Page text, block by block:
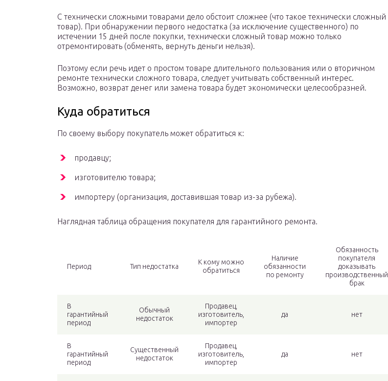
С технически сложными товарами дело обстоит сложнее (что такое технически сложный
товар). При обнаружении первого недостатка (за исключение существенного) по
истечении 15 дней после покупки, технически сложный товар можно только
отремонтировать (обменять, вернуть деньги нельзя).
Поэтому если речь идет о простом товаре длительного пользования или о вторичном
ремонте технически сложного товара, следует учитывать собственный интерес.
Возможно, возврат денег или замена товара будет экономически целесообразней.
Куда обратиться
По своему выбору покупатель может обратиться к:
продавцу;
изготовителю товара;
импортеру (организация, доставившая товар из-за рубежа).
Наглядная таблица обращения покупателя для гарантийного ремонта.
Период Тип недостатка
К кому можно
обратиться
Наличие
обязанности
по ремонту
Обязанность
покупателя
доказывать
производственный
брак
В
гарантийный
период
Обычный
недостаток
Продавец,
изготовитель,
импортер
да нет
В
гарантийный
период
Существенный
недостаток
Продавец,
изготовитель,
импортер
да нет